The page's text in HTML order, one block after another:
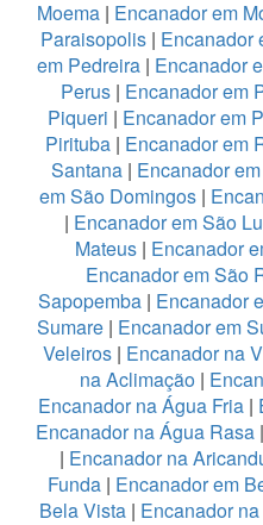
Moema| Encanador em
Paraisopolis| Encanador
em Pedreira | Encanador
Perus | Encanador em
Piqueri | Encanador em
Pirituba | Encanador em
Santana| Encanador
em São Domingos|
| Encanador em São
Mateus | Encanador
Encanador em São
Sapopemba | Encanador
Sumare| Encanador em
Veleiros | Encanador na
na Aclimação |
Encanador na Água Fria |
Encanador na Água Rasa |
| Encanador na
Funda | Encanador em
Bela Vista | Encanador